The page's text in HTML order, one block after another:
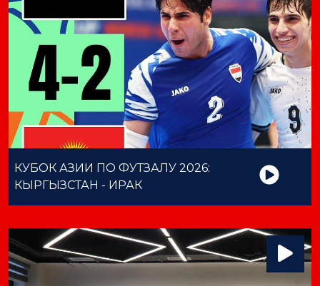
КУБОК АЗИИ ПО ФУТЗАЛУ 2026:
КЫРГЫЗСТАН - ИРАК